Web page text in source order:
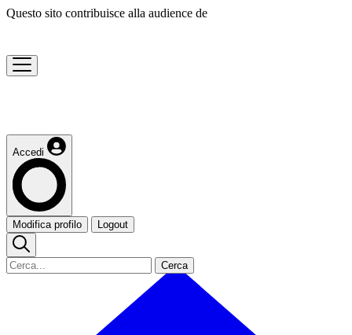
Questo sito contribuisce alla audience de
Accedi
Modifica profilo Logout
Cerca